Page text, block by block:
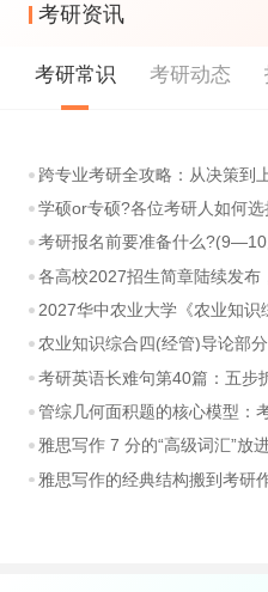
考研资讯
考研常识 考研动态
跨专业考研全攻略：从决策到
学硕or专硕?各位考研人如何选
考研报名前要准备什么
各高校2027招生简章陆续发布
2027华中农业大学《农业知识综
农业知识综合四(经管)导论部
考研英语长难句第40篇：五步
管综几何面积题的核心模型：
雅思写作 7 分的“高级词汇”放
雅思写作的经典结构搬到考研